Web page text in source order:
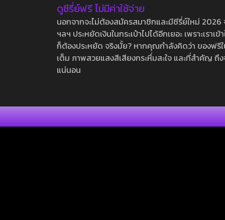
ดูซีรี่ย์ฟรี ไม่มีค่าใช้จ่าย
นอกจากจะไม่ต้องสมัครสมาชิกและมีซีรี่ย์ใหม่
ฯลฯ ประหยัดเงินในกระเป๋าไปได้อีกเยอะ เพราะเร
ก็ต้องประหยัด จริงมั้ย? หากคุณกำลังคิดว่า ของฟ
เต็ม ภาพสวยแสงสีเสียงกระหึ่มสะใจ และที่สำคัญ
แน่นอน